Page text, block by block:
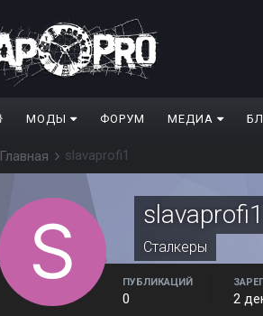
МОДЫ ФОРУМ МЕДИА
Главная slavaprofi1
slavaprofi1
Сталкеры
ПУБЛИКАЦИЙ
0 2